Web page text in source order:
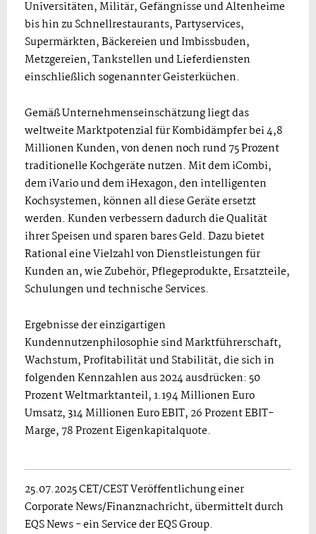
Universitäten, Militär, Gefängnisse und Altenheime
bis hin zu Schnellrestaurants, Partyservices,
Supermärkten, Bäckereien und Imbissbuden,
Metzgereien, Tankstellen und Lieferdiensten
einschließlich sogenannter Geisterküchen.
Gemäß Unternehmenseinschätzung liegt das
weltweite Marktpotenzial für Kombidämpfer bei 4,8
Millionen Kunden, von denen noch rund 75 Prozent
traditionelle Kochgeräte nutzen. Mit dem iCombi,
dem iVario und dem iHexagon, den intelligenten
Kochsystemen, können all diese Geräte ersetzt
werden. Kunden verbessern dadurch die Qualität
ihrer Speisen und sparen bares Geld. Dazu bietet
Rational eine Vielzahl von Dienstleistungen für
Kunden an, wie Zubehör, Pflegeprodukte, Ersatzteile,
Schulungen und technische Services.
Ergebnisse der einzigartigen
Kundennutzenphilosophie sind Marktführerschaft,
Wachstum, Profitabilität und Stabilität, die sich in
folgenden Kennzahlen aus 2024 ausdrücken: 50
Prozent Weltmarktanteil, 1.194 Millionen Euro
Umsatz, 314 Millionen Euro EBIT, 26 Prozent EBIT-
Marge, 78 Prozent Eigenkapitalquote.
25.07.2025 CET/CEST Veröffentlichung einer
Corporate News/Finanznachricht, übermittelt durch
EQS News - ein Service der EQS Group.